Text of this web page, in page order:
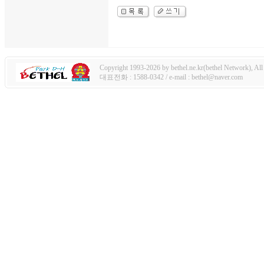
Copyright 1993-2026 by bethel.ne.kr(bethel Network), All
대표전화 : 1588-0342 / e-mail : bethel@naver.com